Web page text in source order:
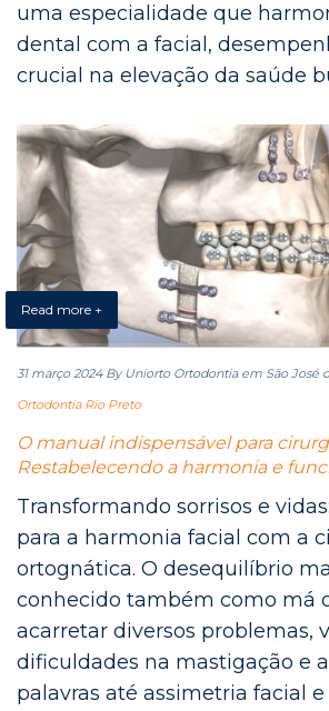
uma especialidade que
dental com a facial,
crucial na elevação da saúde
Read more +
31 março 2024 By Uniorto Ortodontia em São José
Ortodontia Rio Preto
O manual indispensável para
Restabelecendo a harmonia e
Transformando sorrisos e
para a harmonia facial com a
ortognática. O desequilíbrio
conhecido também como má
acarretar diversos problemas,
dificuldades na mastigação e
palavras até assimetria facial